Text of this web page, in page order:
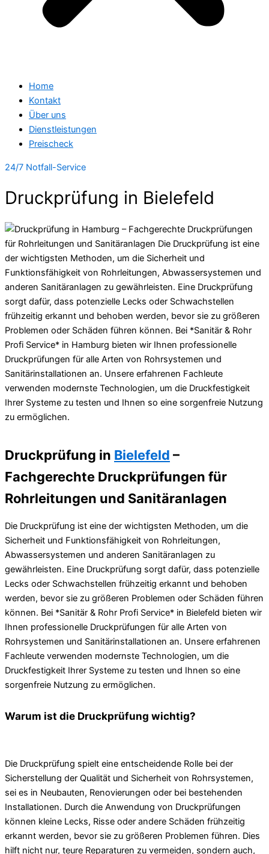
Home
Kontakt
Über uns
Dienstleistungen
Preischeck
24/7 Notfall-Service
Druckprüfung in Bielefeld
Druckprüfung in Bielefeld –
Fachgerechte Druckprüfungen für
Rohrleitungen und Sanitäranlagen
Die Druckprüfung ist eine der wichtigsten Methoden, um die
Sicherheit und Funktionsfähigkeit von Rohrleitungen,
Abwassersystemen und anderen Sanitäranlagen zu
gewährleisten. Eine Druckprüfung sorgt dafür, dass potenzielle
Lecks oder Schwachstellen frühzeitig erkannt und behoben
werden, bevor sie zu größeren Problemen oder Schäden führen
können. Bei *Sanitär & Rohr Profi Service* in Bielefeld bieten wir
Ihnen professionelle Druckprüfungen für alle Arten von
Rohrsystemen und Sanitärinstallationen an. Unsere erfahrenen
Fachleute verwenden modernste Technologien, um die
Druckfestigkeit Ihrer Systeme zu testen und Ihnen so eine
sorgenfreie Nutzung zu ermöglichen.
Warum ist die Druckprüfung wichtig?
Die Druckprüfung spielt eine entscheidende Rolle bei der
Sicherstellung der Qualität und Sicherheit von Rohrsystemen,
sei es in Neubauten, Renovierungen oder bei bestehenden
Installationen. Durch die Anwendung von Druckprüfungen
können kleine Lecks, Risse oder andere Schäden frühzeitig
erkannt werden, bevor sie zu größeren Problemen führen. Dies
hilft nicht nur, teure Reparaturen zu vermeiden, sondern auch,